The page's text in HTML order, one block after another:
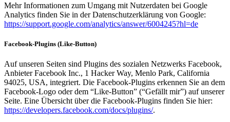
Mehr Informationen zum Umgang mit Nutzerdaten bei Google
Analytics finden Sie in der Datenschutzerklärung von Google:
https://support.google.com/analytics/answer/6004245?hl=de
Facebook-Plugins (Like-Button)
Auf unseren Seiten sind Plugins des sozialen Netzwerks Facebook,
Anbieter Facebook Inc., 1 Hacker Way, Menlo Park, California
94025, USA, integriert. Die Facebook-Plugins erkennen Sie an dem
Facebook-Logo oder dem “Like-Button” (“Gefällt mir”) auf unserer
Seite. Eine Übersicht über die Facebook-Plugins finden Sie hier:
https://developers.facebook.com/docs/plugins/.